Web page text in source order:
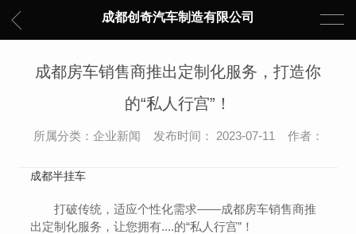
成都创奇汽车制造有限公司
成都房车销售商推出定制化服务，打造你
的“私人行宫”！
所属分类：企业新闻 发布时间： 2023-07-11 作者：
成都半挂车
打破传统，适应个性化需求——成都房车销售商推
出定制化服务，让您拥有....的“私人行宫”！